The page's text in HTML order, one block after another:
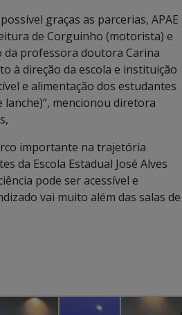
graças as parcerias, APAE
de Corguinho (motorista) e
da professora doutora Carina
à direção da escola e instituição
e alimentação dos estudantes
lanche)”, mencionou diretora
importante na trajetória
da Escola Estadual José Alves
pode ser acessível e
vai muito além das salas de